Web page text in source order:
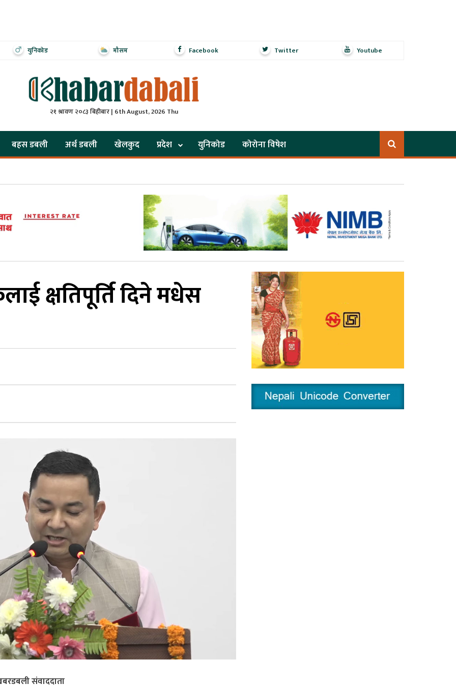
युनिकोड मौसम Facebook Twitter Youtube
२१ श्रावण २०८३ बिहीबार | 6th August, 2026 Thu
बहस डबली अर्थ डबली खेलकुद प्रदेश युनिकोड कोरोना विषेश
क्षतिपूर्ति दिने मधेस
संवाददाता